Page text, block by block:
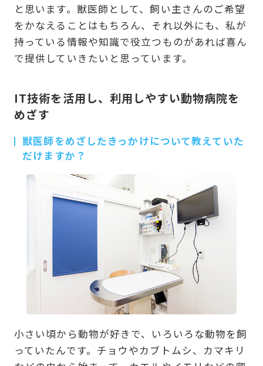
と思います。獣医師として、飼い主さんのご希望
をかなえることはもちろん、それ以外にも、私が
持っている情報や知識で役立つものがあれば喜ん
で提供していきたいと思っています。
IT技術を活用し、利用しやすい動物病院を
めざす
獣医師をめざしたきっかけについて教えていた
だけますか？
小さい頃から動物が好きで、いろいろな動物を飼
っていたんです。チョウやカブトムシ、カマキリ